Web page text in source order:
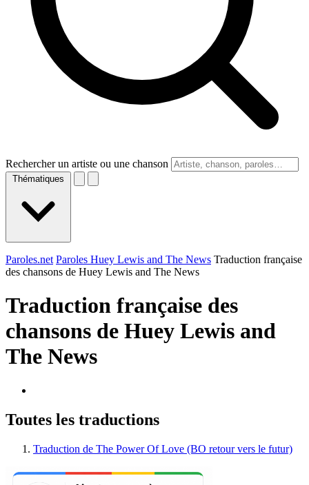
Rechercher un artiste ou une chanson
Thématiques
Paroles.net Paroles Huey Lewis and The News Traduction française
des chansons de Huey Lewis and The News
Traduction française des
chansons de Huey Lewis and
The News
Toutes les traductions
Traduction de The Power Of Love (BO retour vers le futur)